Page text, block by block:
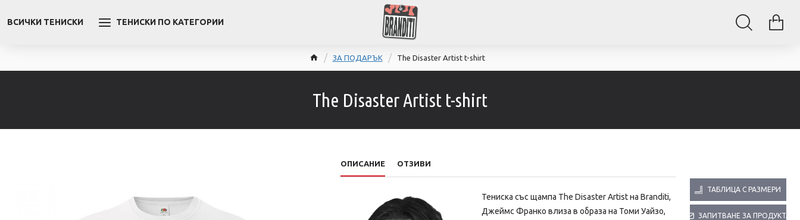
ВСИЧКИ ТЕНИСКИ ТЕНИСКИ ПО КАТЕГОРИИ
ЗА ПОДАРЪК The Disaster Artist t-shirt
The Disaster Artist t-shirt
ОПИСАНИЕ ОТЗИВИ
Тениска със щампа The Disaster Artist на Branditi,
Джеймс Франко влиза в образа на Томи Уайзо,
ТАБЛИЦА С РАЗМЕРИ
ЗАПИТВАНЕ ЗА ПРОДУКТА